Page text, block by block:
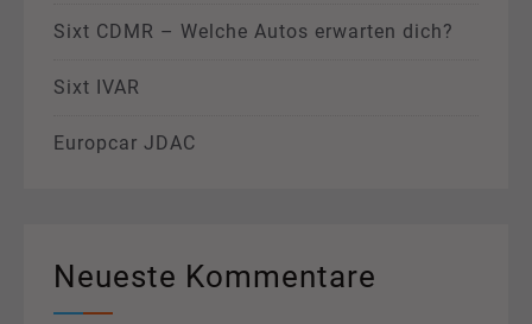
Sixt CDMR – Welche Autos erwarten dich?
Sixt IVAR
Europcar JDAC
Neueste Kommentare